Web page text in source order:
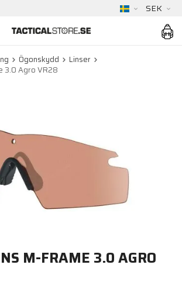
SEK
Ögonskydd
Linser
3.0 Agro VR28
M-FRAME 3.0 AGRO